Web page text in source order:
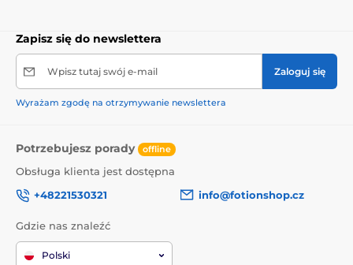
Zapisz się do newslettera
Wpisz tutaj swój e-mail Zaloguj się
Wyrażam zgodę na otrzymywanie newslettera
Potrzebujesz porady offline
Obsługa klienta jest dostępna
+48221530321
info@fotionshop.cz
Gdzie nas znaleźć
Polski